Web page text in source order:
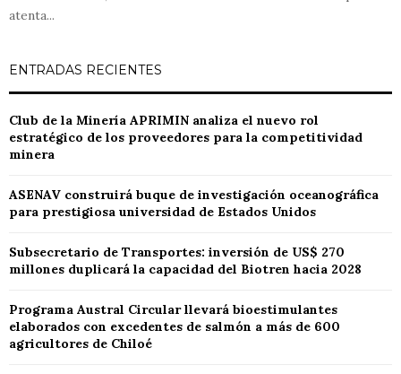
e
atenta...
ENTRADAS RECIENTES
Club de la Minería APRIMIN analiza el nuevo rol
estratégico de los proveedores para la competitividad
minera
ASENAV construirá buque de investigación oceanográfica
para prestigiosa universidad de Estados Unidos
Subsecretario de Transportes: inversión de US$ 270
millones duplicará la capacidad del Biotren hacia 2028
Programa Austral Circular llevará bioestimulantes
elaborados con excedentes de salmón a más de 600
agricultores de Chiloé